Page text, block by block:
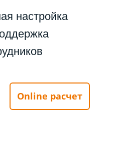
настройка
Online расчет